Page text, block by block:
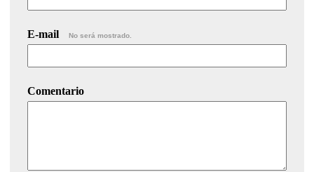
E-mail No será mostrado.
Comentario